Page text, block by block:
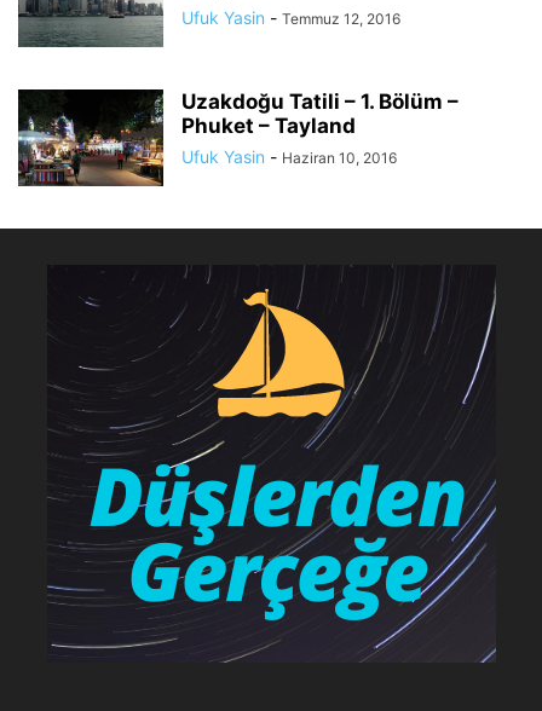
Ufuk Yasin - Temmuz 12, 2016
Uzakdoğu Tatili – 1. Bölüm –
Phuket – Tayland
Ufuk Yasin - Haziran 10, 2016